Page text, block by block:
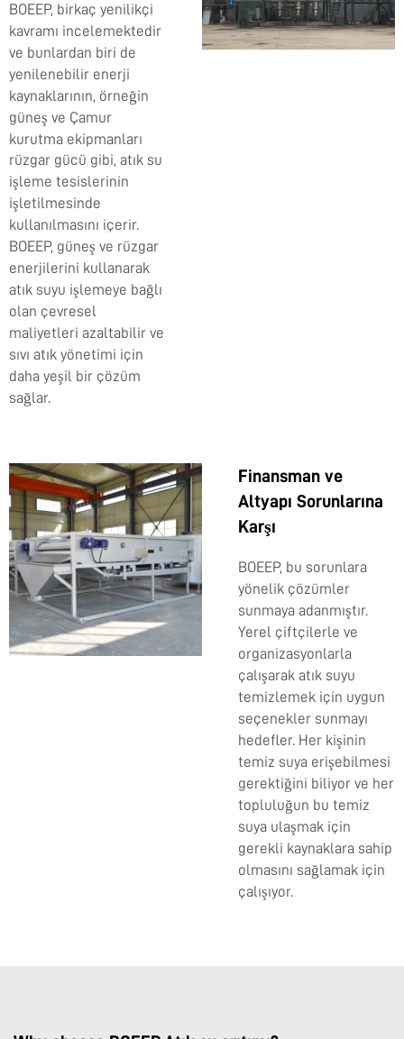
BOEEP, birkaç yenilikçi
kavramı incelemektedir
ve bunlardan biri de
yenilenebilir enerji
kaynaklarının, örneğin
güneş ve Çamur
kurutma ekipmanları
rüzgar gücü gibi, atık su
işleme tesislerinin
işletilmesinde
kullanılmasını içerir.
BOEEP, güneş ve rüzgar
enerjilerini kullanarak
atık suyu işlemeye bağlı
olan çevresel
maliyetleri azaltabilir ve
sıvı atık yönetimi için
daha yeşil bir çözüm
sağlar.
Finansman ve
Altyapı Sorunlarına
Karşı
BOEEP, bu sorunlara
yönelik çözümler
sunmaya adanmıştır.
Yerel çiftçilerle ve
organizasyonlarla
çalışarak atık suyu
temizlemek için uygun
seçenekler sunmayı
hedefler. Her kişinin
temiz suya erişebilmesi
gerektiğini biliyor ve her
topluluğun bu temiz
suya ulaşmak için
gerekli kaynaklara sahip
olmasını sağlamak için
çalışıyor.